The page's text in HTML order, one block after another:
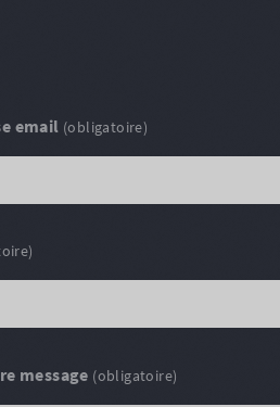
email (obligatoire)
message (obligatoire)